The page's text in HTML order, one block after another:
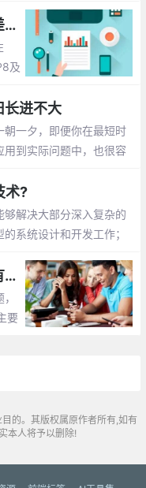
缺
你和阿里员工的技术水平到底差几个等级
及
长进不大
一夕，即便你在最短时
到实际问题中，也很容
术?
解决大部分深入复杂的
系统设计和开发工作；
在阿里做了五年技术主管，我有话想说
要
的。其版权属原作者所有,如有
本人将予以删除!